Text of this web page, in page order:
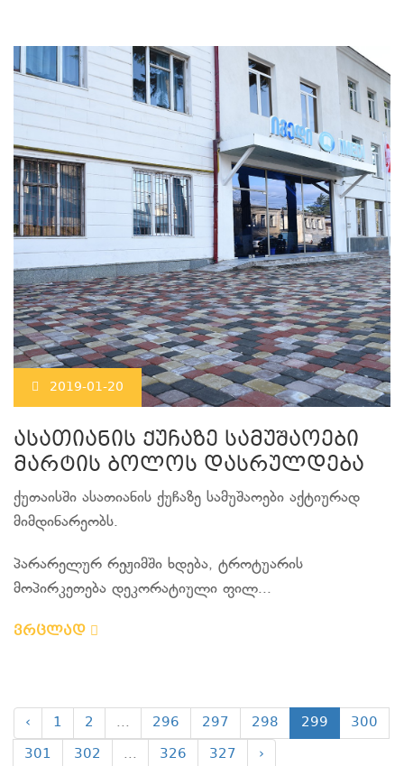
2019-01-20
ასათიანის ქუჩაზე სამუშაოები
მარტის ბოლოს დასრულდება
ქუთაისში ასათიანის ქუჩაზე სამუშაოები აქტიურად
მიმდინარეობს.
პარარელურ რეჟიმში ხდება, ტროტუარის
მოპირკეთება დეკორატიული ფილ...
ვრცლად
‹ 1 2 ... 296 297 298 299
300
301
302 ... 326 327 ›